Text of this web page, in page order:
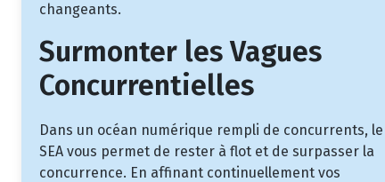
changeants.
Surmonter les Vagues
Concurrentielles
Dans un océan numérique rempli de concurrents, le
SEA vous permet de rester à flot et de surpasser la
concurrence. En affinant continuellement vos